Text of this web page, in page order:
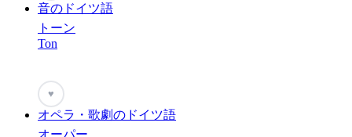
音のドイツ語
トーン
Ton
♥
オペラ・歌劇のドイツ語